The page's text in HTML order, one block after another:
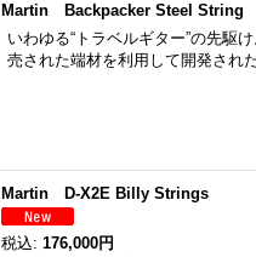
Martin Backpacker Steel String
いわゆる“トラベルギター”の先駆
売された端材を利用して開発され
Martin D-X2E Billy Strings
税込: 176,000円